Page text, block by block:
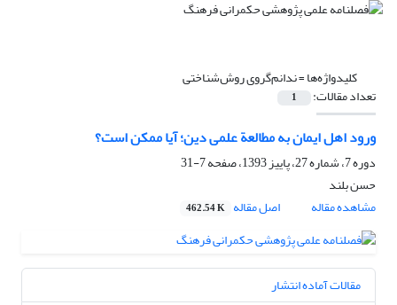
کلیدواژه‌ها =ندانم‌گروی روش‌شناختی
تعداد مقالات: 1
ورود اهل ایمان به مطالعة علمی دین؛ آیا ممکن است؟
دوره 7، شماره 27، پاییز 1393، صفحه
7-31
حسن بلند
مشاهده مقاله
اصل مقاله 462.54 K
مقالات آماده انتشار